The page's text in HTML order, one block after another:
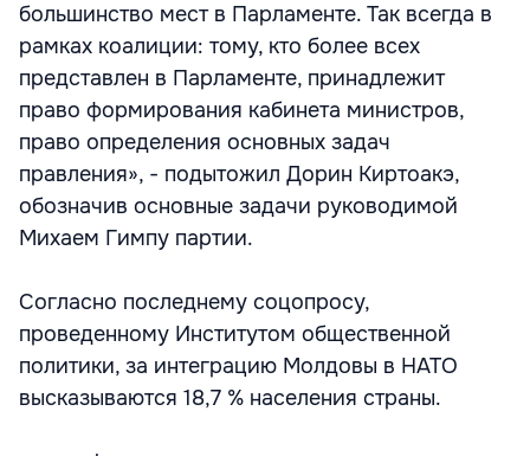
большинство мест в Парламенте. Так всегда в
рамках коалиции: тому, кто более всех
представлен в Парламенте, принадлежит
право формирования кабинета министров,
право определения основных задач
правления», - подытожил Дорин Киртоакэ,
обозначив основные задачи руководимой
Михаем Гимпу партии.
Согласно последнему соцопросу,
проведенному Институтом общественной
политики, за интеграцию Молдовы в НАТО
высказываются 18,7 % населения страны.